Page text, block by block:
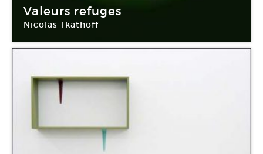
17 Juin -03 Oct 2009
Valeurs refuges
Nicolas Tkathoff